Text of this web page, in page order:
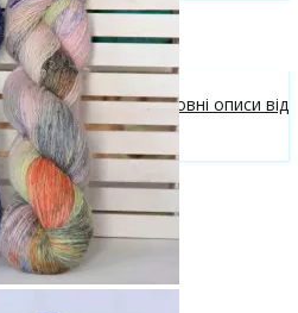
моделей
виробів та безкоштовні описи від